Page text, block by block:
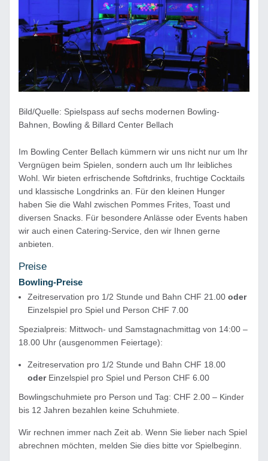
Bild/Quelle: Spielspass auf sechs modernen Bowling-
Bahnen, Bowling & Billard Center Bellach
Im Bowling Center Bellach kümmern wir uns nicht nur um Ihr
Vergnügen beim Spielen, sondern auch um Ihr leibliches
Wohl. Wir bieten erfrischende Softdrinks, fruchtige Cocktails
und klassische Longdrinks an. Für den kleinen Hunger
haben Sie die Wahl zwischen Pommes Frites, Toast und
diversen Snacks. Für besondere Anlässe oder Events haben
wir auch einen Catering-Service, den wir Ihnen gerne
anbieten.
Preise
Bowling-Preise
Zeitreservation pro 1/2 Stunde und Bahn CHF 21.00 oder
Einzelspiel pro Spiel und Person CHF 7.00
Spezialpreis: Mittwoch- und Samstagnachmittag von 14:00 –
18.00 Uhr (ausgenommen Feiertage):
Zeitreservation pro 1/2 Stunde und Bahn CHF 18.00
oderEinzelspiel pro Spiel und Person CHF 6.00
Bowlingschuhmiete pro Person und Tag: CHF 2.00 – Kinder
bis 12 Jahren bezahlen keine Schuhmiete.
Wir rechnen immer nach Zeit ab. Wenn Sie lieber nach Spiel
abrechnen möchten, melden Sie dies bitte vor Spielbeginn.